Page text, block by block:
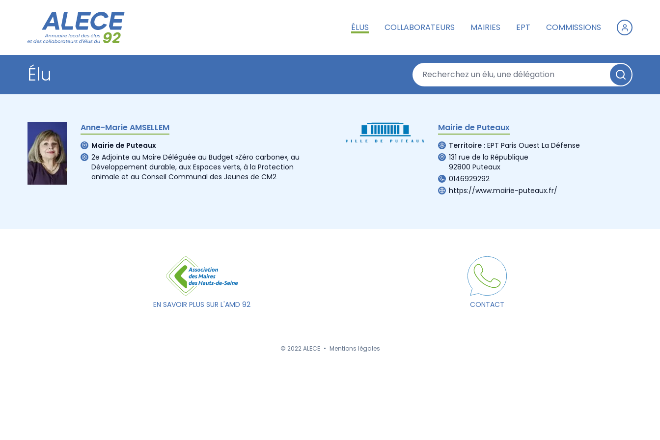
ÉLUS COLLABORATEURS MAIRIES EPT COMMISSIONS
Élu
Anne-Marie AMSELLEM
Mairie de Puteaux
2e Adjointe au Maire Déléguée au Budget «Zéro carbone», au
Développement durable, aux Espaces verts, à la Protection
animale et au Conseil Communal des Jeunes de CM2
Mairie de Puteaux
Territoire : EPT Paris Ouest La Défense
131 rue de la République
92800 Puteaux
0146929292
https://www.mairie-puteaux.fr/
EN SAVOIR PLUS SUR L'AMD 92 CONTACT
© 2022 ALECE • Mentions légales